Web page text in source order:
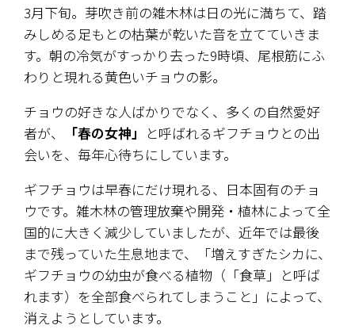
3月下旬。芽吹き前の雑木林は日の光に満ちて、踏
みしめる足もとの枯葉が乾いた音を立てていきま
す。朝の冷気がすっかり去った9時頃、尾根筋にふ
わりと現れる黄色いチョウの影。
チョウの好きな人ばかりでなく、多くの自然愛好
者が、
「春の女神」 と呼ばれるギフチョウとの出
会いを、毎年心待ちにしています。
ギフチョウは早春にだけ現れる、日本固有のチョ
ウです。雑木林の管理放棄や開発・植林によって全
国的に大きく減少していましたが、近年では最後
まで残っていた生息地まで、「増えすぎたシカに、
ギフチョウの幼虫が食べる植物（「食草」と呼ば
れます）を全部食べられてしまうこと」によって、
消えようとしています。